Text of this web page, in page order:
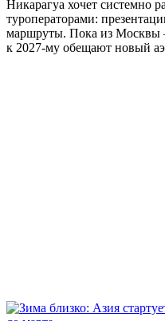
Никарагуа хочет системно
туроператорами:
маршруты. Пока из Москвы
к 2027-му обещают новый